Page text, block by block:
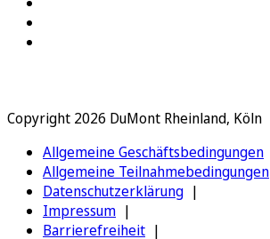
Copyright 2026 DuMont Rheinland, Köln
Allgemeine Geschäftsbedingungen
Allgemeine Teilnahmebedingungen
Datenschutzerklärung
Impressum
Barrierefreiheit